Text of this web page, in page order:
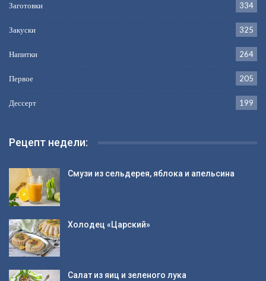
Заготовки 334
Закуски 325
Напитки 264
Первое 205
Дессерт 199
Рецепт недели:
Смузи из сельдерея, яблока и апельсина
Холодец «Царский»
Салат из яиц и зеленого лука